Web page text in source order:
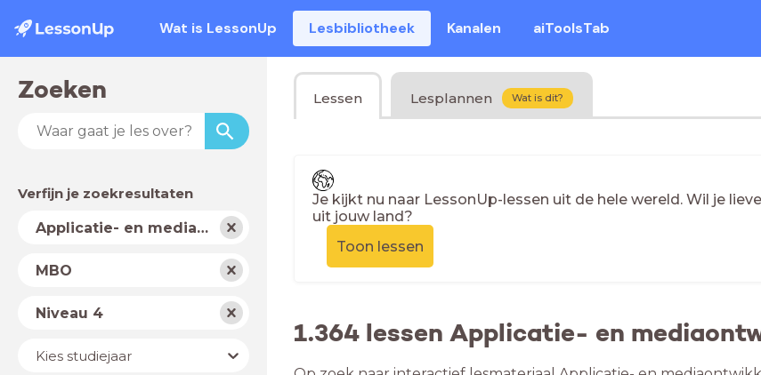
Wat is LessonUp Lesbibliotheek Kanalen aiToolsTab
Zoeken
Verfijn je zoekresultaten
Vak
Applicatie- en mediaontwikkelaar
Schooltype
MBO
Niveau
Niveau 4
JaarKies studiejaar
Lessen Lesplannen Wat is dit?
Je kijkt nu naar LessonUp-lessen uit de hele wereld. Wil je
uit jouw land?
Toon lessen
1.364 lessen Applicatie- en